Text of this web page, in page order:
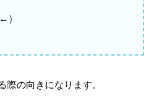
）
際の向きになります。